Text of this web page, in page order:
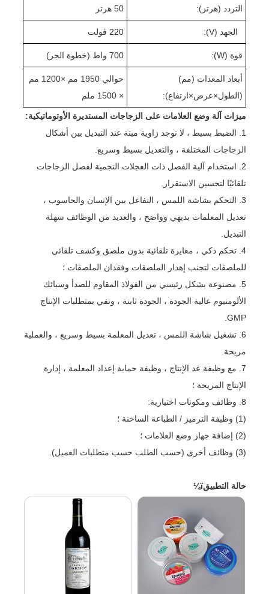
التردد (هرتز): 50 هرتز
الجهد (V): 220 فولت
قوة (W): 700 واط ( خطوة الجر )
أبعاد المعدات (مم)
(الطول×عرض×ارتفاع):
حوالي 1 950 مم × 1 20
0 مم
× 1
500 ملم
ميزات آلة وضع العلامات على الزجاجات المستديرة الأوتوماتيكية:
1. الضبط بسيط ، لا توجد زاوية ميتة عند التبديل بين أشكال
الزجاجات المختلفة ، والتعديل بسيط وسريع.
2. استخدام آلية الفصل ذات العجلات النجمية لفصل الزجاجات
تلقائيًا لتحسين الاستقرار.
3. التحكم بشاشة اللمس ، التفاعل بين الإنسان والحاسوب ،
تعديل المعلمات بديهي وواضح ، والعديد من الوظائف سهلة
التبديل.
4. تحكم ذكي ، معايرة تلقائية بدون ملصق وكشف تلقائي
للملصقات لتجنب إهدار الملصقات وفقدان الملصقات ؛
5. مصنوعة بشكل رئيسي من الفولاذ المقاوم للصدأ وسبائك
الألومنيوم عالية الجودة ، الجودة ثابتة ، وتفي بمتطلبات الإنتاج
GMP.
6. تشغيل شاشة اللمس ، تعديل المعلمة بسيط وسريع ، والعملية
مريحة.
7. مع وظيفة عد الإنتاج ، وظيفة حماية إعداد المعلمة ، إدارة
الإنتاج المريحة ؛
8. وظائف ومكونات اختيارية:
(1) وظيفة الترميز / الطباعة الساخنة ؛
(2) إضافة جهاز وضع العلامات ؛
(3) وظائف أخرى (حسب الطلب حسب متطلبات العميل).
حالة التطبيقï¼